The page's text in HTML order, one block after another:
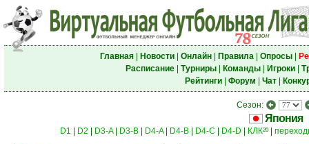
Главная| Новости| Онлайн| Правила| Опросы|
Расписание| Турниры| Команды| Игроки|
Рейтинги| Форум Чат|
Сезон:
Япония
D1 D2 D3-A| D3-B| D4-A| D4-B| D4-C D4-D КЛК20|